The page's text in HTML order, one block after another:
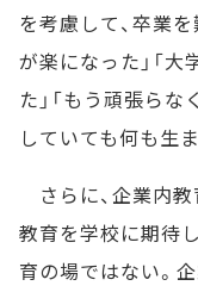
を考慮して、卒業
が楽になった」「
た」「もう頑張ら
していても何も生
さらに、企業内教
教育を学校に期待
育の場ではない。